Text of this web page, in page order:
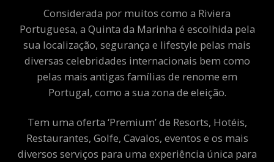
Considerada por muitos como a Riviera
Portuguesa, a Quinta da Marinha é escolhida pela
sua localização, segurança e lifestyle pelas mais
diversas celebridades internacionais bem como
pelas mais antigas famílias de renome em
Portugal, como a sua zona de eleição.
Tem uma oferta ‘Premium’ de Resorts, Hotéis,
Restaurantes, Golfe, Cavalos, eventos e os mais
diversos serviços para uma experiência única para